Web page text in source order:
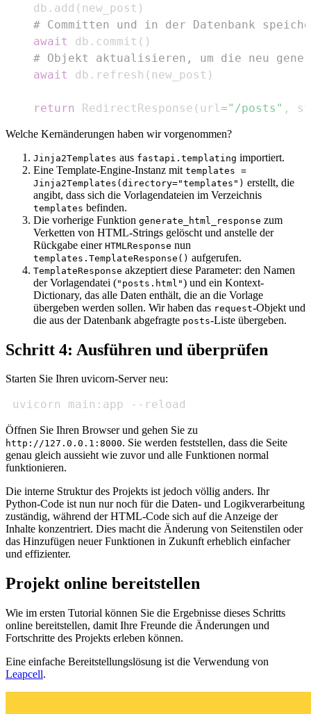
    db
. add ( new_post )
# Committen und in der Datenbank
await
db . commit ( )
# Objekt aktualisieren, um die neu
await
db . refresh ( new_post )
return RedirectResponse ( url ="/posts" ,
Welche Kernänderungen haben wir vorgenommen?
Jinja2Templates aus fastapi.templating importiert.
Eine Template-Engine-Instanz mit templates =
Jinja2Templates(directory="templates") erstellt, die
angibt, dass sich die Vorlagendateien im Verzeichnis
templates befinden.
Die vorherige Funktion generate_html_response zum
Verketten von HTML-Strings gelöscht und anstelle der
Rückgabe einer HTMLResponse nun
templates.TemplateResponse() aufgerufen.
TemplateResponse akzeptiert diese Parameter: den Namen
der Vorlagendatei ("posts.html") und ein Kontext-
Dictionary, das alle Daten enthält, die an die Vorlage
übergeben werden sollen. Wir haben das request-Objekt und
die aus der Datenbank abgefragte posts-Liste übergeben.
Schritt 4: Ausführen und überprüfen
Starten Sie Ihren uvicorn-Server neu:
uvicorn main:app --reload
Öffnen Sie Ihren Browser und gehen Sie zu
http://127.0.0.1:8000. Sie werden feststellen, dass die Seite
genau gleich aussieht wie zuvor und alle Funktionen normal
funktionieren.
Die interne Struktur des Projekts ist jedoch völlig anders. Ihr
Python-Code ist nun nur noch für die Daten- und Logikverarbeitung
zuständig, während der HTML-Code sich auf die Anzeige der
Inhalte konzentriert. Dies macht die Änderung von Seitenstilen oder
das Hinzufügen neuer Funktionen in Zukunft erheblich einfacher
und effizienter.
Projekt online bereitstellen
Wie im ersten Tutorial können Sie die Ergebnisse dieses Schritts
online bereitstellen, damit Ihre Freunde die Änderungen und
Fortschritte des Projekts erleben können.
Eine einfache Bereitstellungslösung ist die Verwendung von
Leapcell.